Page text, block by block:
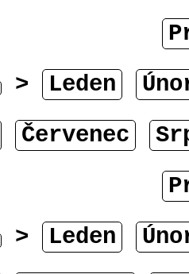
> Leden
Červenec
> Leden